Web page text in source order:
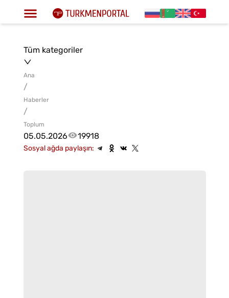
Tüm kategoriler
Ana
/
Haberler
/
Toplum
05.05.2026 19918
Sosyal ağda paylaşın: